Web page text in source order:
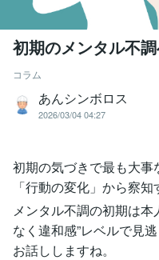
初期のメンタル不
コラム
あんシンボロス
2026/03/04 04:27
初期の気づきで最も大事
「行動の変化」から察知
メンタル不調の初期は本
なく違和感”レベルで見
お話ししますね。